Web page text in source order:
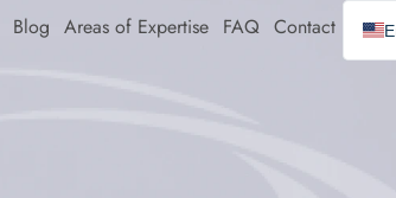
Blog Areas of Expertise FAQ Contact